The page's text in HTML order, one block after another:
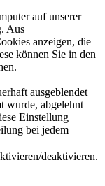
auf unserer
Aus
anzeigen, die
können Sie in den
ausgeblendet
wurde, abgelehnt
Einstellung
bei jedem
deaktivieren.